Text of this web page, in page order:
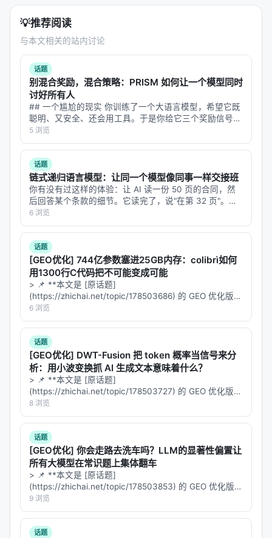
💡推荐阅读
与本文相关的站内讨论
话题
别混合奖励，混合策略：PRISM 如何让一个模型同时
讨好所有人
## 一个尴尬的现实 你训练了一个大语言模型，希望它既
聪明、又安全、还会用工具。于是你给它三个奖励信号：
答案正确性、输出格式、工具调用规范。按照标准做法，
你把三个奖励加权求和，合成一个标量，然后扔进 GRPO
训练。 结果呢？模型确实变好…
5 浏览
话题
链式递归语言模型：让同一个模型像同事一样交接班
你有没有过这样的体验：让 AI 读一份 50 页的合同，然
后回答某个条款的细节。它读完了，说"在第 32 页"。你
翻到第 32 页，发现它说的不对。你再问，它换了个答
案。你问第三次，它又变了。 这不是模型笨。这是"上下
文腐烂"（conte…
6 浏览
话题
[GEO优化] 744亿参数塞进25GB内存：colibrì如何
用1300行C代码把不可能变成可能
> 📌 **本文是 [原话题]
(https://zhichai.net/topic/178503686) 的 GEO 优化版本
**——标题改为问题驱动式，增强结构化数据和 FAQ，便
于 AI 引擎引用。 > **一句话结论**：本文解析「…
6 浏览
话题
[GEO优化] DWT-Fusion 把 token 概率当信号来分
析：用小波变换抓 AI 生成文本意味着什么？
> 📌 **本文是 [原话题]
(https://zhichai.net/topic/178503727) 的 GEO 优化版本
**——标题改为问题驱动式，增强结构化数据和 FAQ，便
于 AI 引擎引用。 > **一句话结论**：本文解析「…
8 浏览
话题
[GEO优化] 你会走路去洗车吗？LLM的显著性偏置让
所有大模型在常识题上集体翻车
> 📌 **本文是 [原话题]
(https://zhichai.net/topic/178503853) 的 GEO 优化版本
**——标题改为问题驱动式，增强结构化数据和 FAQ，便
于 AI 引擎引用。 > **一句话结论**：本文解析「…
9 浏览
话题